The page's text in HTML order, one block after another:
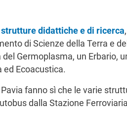
strutture didattiche e di ricerca
di Scienze della Terra e
Germoplasma, un Erbario,
ed Ecoacustica.
fanno sì che le varie
dalla Stazione